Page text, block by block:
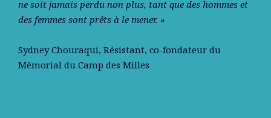
ne soit jamais perdu non plus, tant que des hommes et
des femmes sont prêts à le mener. »
Sydney Chouraqui, Résistant, co-fondateur du
Mémorial du Camp des Milles